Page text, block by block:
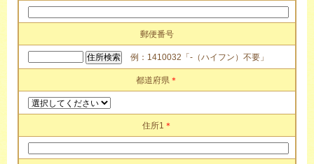
郵便番号
例：1410032「-（ハイフン）不要」
都道府県 ＊
住所1 ＊